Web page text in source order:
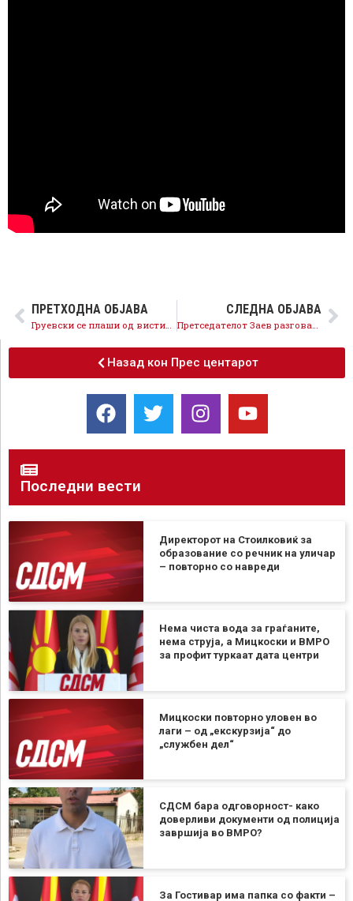
ПРЕТХОДНА ОБЈАВА СЛЕДНА ОБЈАВА
Назад кон Прес центарот
Последни вести
Директорот на Стоилковиќ за
образование со речник на уличар
– повторно со навреди
Нема чиста вода за граѓаните,
нема струја, а Мицкоски и ВМРО
за профит туркаат дата центри
Мицкоски повторно уловен во
лаги – од „екскурзија“ до
„службен дел“
СДСМ бара одговорност- како
доверливи документи од полиција
завршија во ВМРО?
За Гостивар има папка со факти –